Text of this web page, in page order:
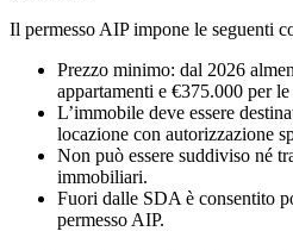
Il permesso AIP impone le seguenti
Prezzo minimo: dal 2026
appartamenti e €375.000 per
L’immobile deve essere
locazione con autorizzazione
Non può essere suddiviso né
immobiliari.
Fuori dalle SDA è consentito
permesso AIP.